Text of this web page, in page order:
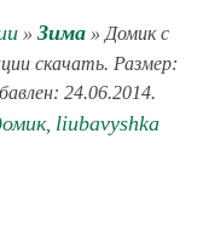
» Зима » Домик с
скачать. Размер:
24.06.2014.
, liubavyshka